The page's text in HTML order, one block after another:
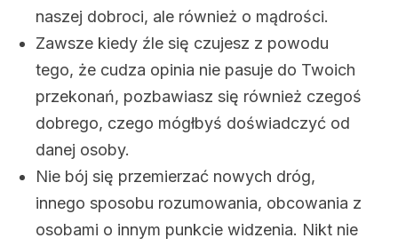
naszej dobroci, ale również o mądrości.
Zawsze kiedy źle się czujesz z powodu
tego, że cudza opinia nie pasuje do Twoich
przekonań, pozbawiasz się również czegoś
dobrego, czego mógłbyś doświadczyć od
danej osoby.
Nie bój się przemierzać nowych dróg,
innego sposobu rozumowania, obcowania z
osobami o innym punkcie widzenia. Nikt nie